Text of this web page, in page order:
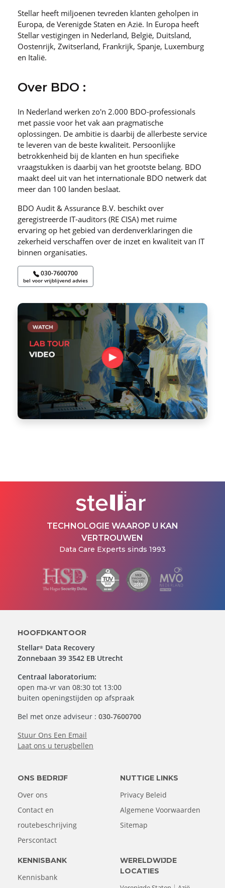
Stellar heeft miljoenen tevreden klanten geholpen in
Europa, de Verenigde Staten en Azië. In Europa heeft
Stellar vestigingen in Nederland, België, Duitsland,
Oostenrijk, Zwitserland, Frankrijk, Spanje, Luxemburg
en Italië.
Over BDO :
In Nederland werken zo′n 2.000 BDO-professionals
met passie voor het vak aan pragmatische
oplossingen. De ambitie is daarbij de allerbeste service
te leveren van de beste kwaliteit. Persoonlijke
betrokkenheid bij de klanten en hun specifieke
vraagstukken is daarbij van het grootste belang. BDO
maakt deel uit van het internationale BDO netwerk dat
meer dan 100 landen beslaat.
BDO Audit & Assurance B.V. beschikt over
geregistreerde IT-auditors (RE CISA) met ruime
ervaring op het gebied van derdenverklaringen die
zekerheid verschaffen over de inzet en kwaliteit van IT
binnen organisaties.
030-7600700
bel voor vrijblijvend advies
TECHNOLOGIE WAAROP U KAN
VERTROUWEN
Data Care Experts sinds 1993
HOOFDKANTOOR
Stellar® Data Recovery
Zonnebaan 39 3542 EB Utrecht
Centraal laboratorium:
open ma-vr van 08:30 tot 13:00
buiten openingstijden op afspraak
Bel met onze adviseur :030-7600700
Stuur Ons Een Email
Laat ons u terugbellen
ONS BEDRIJF
Over ons
Contact en
routebeschrijving
Perscontact
NUTTIGE LINKS
Privacy Beleid
Algemene Voorwaarden
Sitemap
KENNISBANK
Kennisbank
WERELDWIJDE
LOCATIES